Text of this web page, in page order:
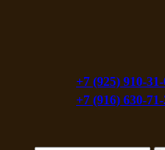
+7 (925) 910-
+7 (916) 630-